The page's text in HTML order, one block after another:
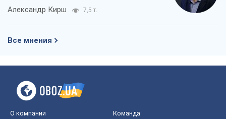
Александр Кирш 7,5 т.
Все мнения
О компании Команда